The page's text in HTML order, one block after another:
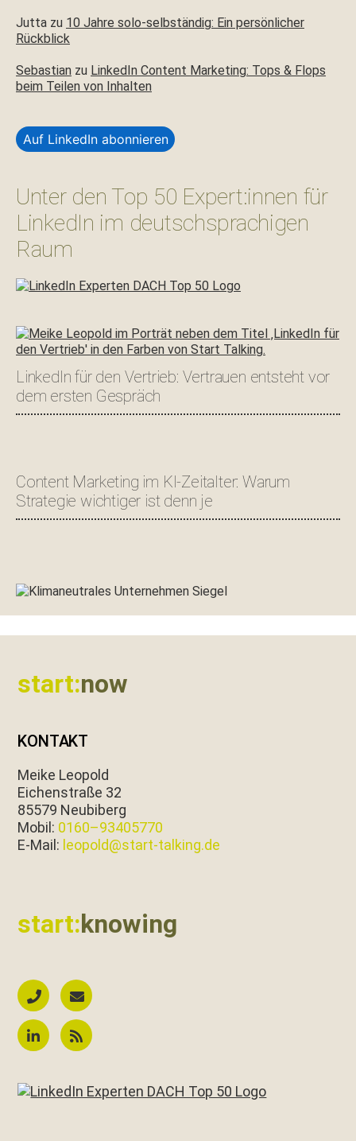
Jutta zu 10 Jahre solo-selbständig: Ein persönlicher
Rückblick
Sebastian zu LinkedIn Content Marketing: Tops & Flops
beim Teilen von Inhalten
Auf LinkedIn abonnieren
Unter den Top 50 Expert:innen für
LinkedIn im deutschsprachigen
Raum
LinkedIn für den Vertrieb: Vertrauen entsteht vor
dem ersten Gespräch
Content Marketing im KI-Zeitalter: Warum
Strategie wichtiger ist denn je
start:now
KONTAKT
Meike Leopold
Eichen­straße 32
85579 Neubiberg
Mobil: 0160–93405770
E‑Mail: leopold@start-talking.de
start:knowing